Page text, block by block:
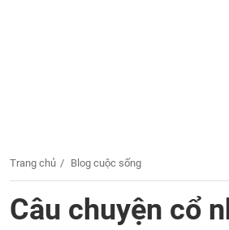
Trang chủ Blog cuộc sống
Câu chuyện cổ